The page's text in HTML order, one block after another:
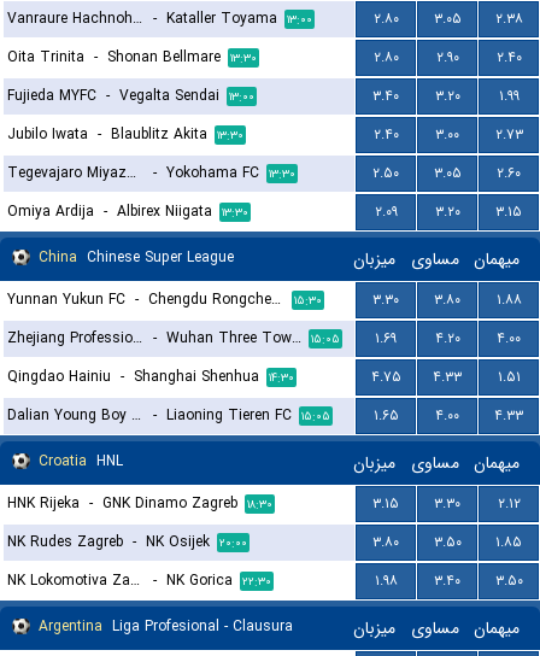
Vanraure Hachnohe FC - Kataller Toyama ۱۳:۰۰ ۲.۸۰ ۳.۰۵
۲.۳۸
Oita Trinita - Shonan Bellmare ۱۳:۳۰ ۲.۸۰ ۲.۹۰
۲.۴۰
Fujieda MYFC - Vegalta Sendai ۱۳:۰۰ ۳.۴۰ ۳.۲۰
۱.۹۹
Jubilo Iwata - Blaublitz Akita ۱۳:۳۰ ۲.۴۰ ۳.۰۰
۲.۷۳
Tegevajaro Miyazaki
- Yokohama FC ۱۳:۳۰ ۲.۵۰ ۳.۰۵
۲.۶۰
Omiya Ardija - Albirex Niigata ۱۳:۳۰ ۲.۰۹ ۳.۲۰
۳.۱۵
China Chinese Super League میزبان مساوی میهمان
Yunnan Yukun FC - Chengdu Rongcheng FC ۱۵:۳۰ ۳.۳۰ ۳.۸۰
۱.۸۸
Zhejiang Professional FC - Wuhan Three Towns ۱۵:۰۵ ۱.۶۹ ۴.۲۰
۴.۰۰
Qingdao Hainiu - Shanghai Shenhua ۱۴:۳۰ ۴.۷۵ ۴.۳۳
۱.۵۱
Dalian Young Boy FC - Liaoning Tieren FC ۱۵:۰۵ ۱.۶۵ ۴.۰۰
۴.۳۳
Croatia HNL میزبان مساوی میهمان
HNK Rijeka - GNK Dinamo Zagreb ۱۸:۳۰ ۳.۱۵ ۳.۳۰
۲.۱۲
NK Rudes Zagreb - NK Osijek ۲۰:۰۰ ۳.۸۰ ۳.۵۰
۱.۸۵
NK Lokomotiva Zagreb
- NK Gorica ۲۲:۳۰ ۱.۹۸ ۳.۴۰
۳.۵۰
Argentina Liga Profesional - Clausura میزبان مساوی میهمان